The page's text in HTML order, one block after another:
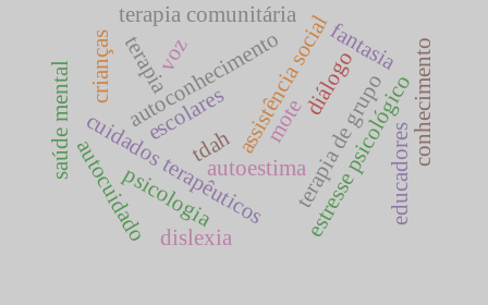
assistência social
autoestima
cuidados terapêuticos
autoconhecimentomoteterapia de grupo
terapia comunitária
autocuidado estresse psicológico
terapia conhecimento
saúde mental
psicologia
fantasia
educadores
voz diálogo
crianças
escolares
dislexia
tdah